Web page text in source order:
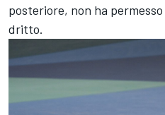
posteriore, non ha
dritto.